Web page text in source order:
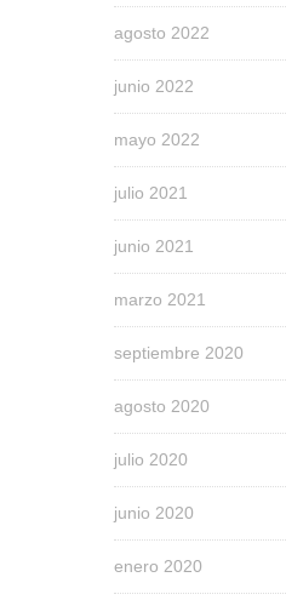
agosto 2022
junio 2022
mayo 2022
julio 2021
junio 2021
marzo 2021
septiembre 2020
agosto 2020
julio 2020
junio 2020
enero 2020